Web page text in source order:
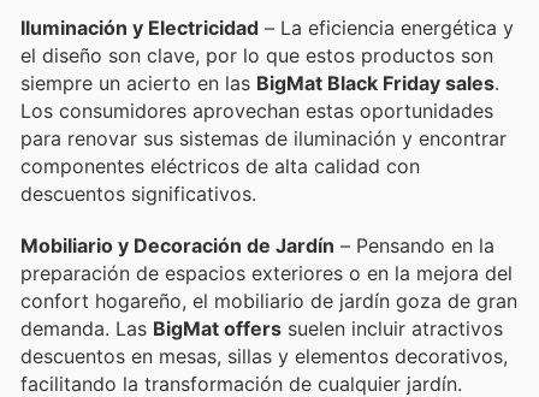
Iluminación y Electricidad – La eficiencia energética y
el diseño son clave, por lo que estos productos son
siempre un acierto en las BigMat Black Friday sales.
Los consumidores aprovechan estas oportunidades
para renovar sus sistemas de iluminación y encontrar
componentes eléctricos de alta calidad con
descuentos significativos.
Mobiliario y Decoración de Jardín – Pensando en la
preparación de espacios exteriores o en la mejora del
confort hogareño, el mobiliario de jardín goza de gran
demanda. Las BigMat offers suelen incluir atractivos
descuentos en mesas, sillas y elementos decorativos,
facilitando la transformación de cualquier jardín.